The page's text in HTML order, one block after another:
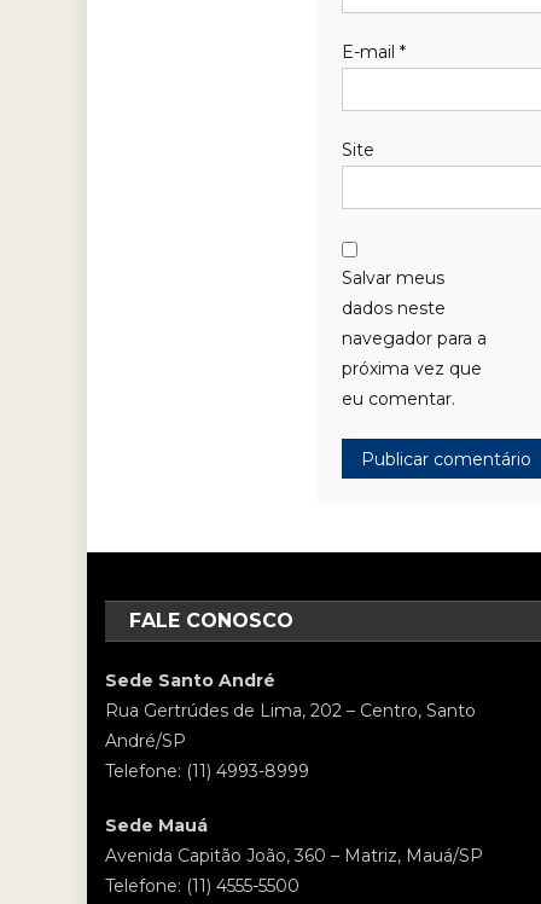
E-mail *
Site
Salvar meus
dados neste
navegador para a
próxima vez que
eu comentar.
FALE CONOSCO
Sede Santo André
Rua Gertrúdes de Lima, 202 – Centro, Santo
André/SP
Telefone: (11) 4993-8999
Sede Mauá
Avenida Capitão João, 360 – Matriz, Mauá/SP
Telefone: (11) 4555-5500